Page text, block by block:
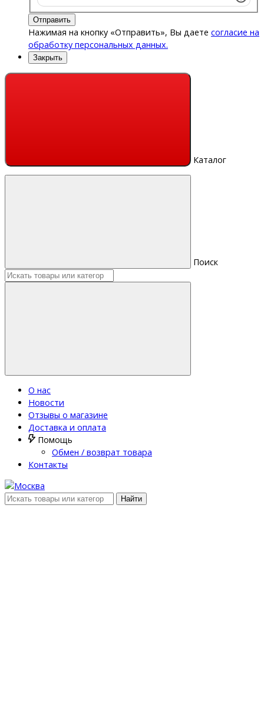
Отправить
Нажимая на кнопку «Отправить», Вы даете согласие на
обработку персональных данных.
Закрыть
Каталог
Поиск
О нас
Новости
Отзывы о магазине
Доставка и оплата
Помощь
Обмен / возврат товара
Контакты
Найти